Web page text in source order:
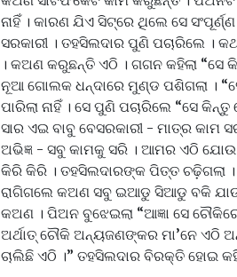
ନାହିଁ । କାରଣ ଯିଏ ସିଟ୍‌ରେ ଥିଲେ ସେ
ସରକାରୀ । ତହସିଲଦାର ପୁଣି ପଚାରିଲେ ।
। କଅଣ କରୁଛନ୍ତି ଏଠି । ଗଗନ କହିଲା “ସେ
ନୂଆ ଗୋଲକ ଧନ୍ଦାରେ ମୁଣ୍ଡ ପଶିଗଲା ।
ପାରିଲା ନାହିଁ । ସେ ପୁଣି ପଚାରିଲେ “ସେ
ସାର ଏଇ ବାବୁ ବେସରକାରୀ - ମାତ୍ର କାମ
ଅଭିଜ୍ଞ - ସବୁ କାମକୁ ସରି । ଆମର ଏଠି
କିରି କିରି । ତହସିଲଦାରଙ୍କ ପିତ୍ତ ଚଢ଼ିଗଲା
ରାଗିଗଲେ କଅଣ ସବୁ ଇଆଡୁ ସିଆଡୁ ବକି
କଅଣ । ପିଅନ ବୁଝେଇଲା “ଆଜ୍ଞା ସେ
ଅର୍ଥାତ୍ ଚୌକି ଅନ୍ୟଜଣଙ୍କର ମା’ନେ ଏଠି
ଚାଲିଛି ଏଠି ।” ତହସିଲଦାର ବିରକ୍ତି ହୋଇ